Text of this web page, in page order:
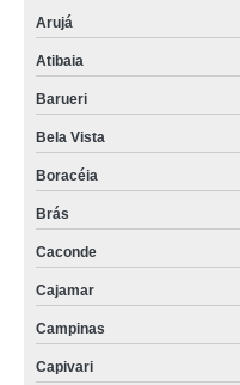
Arujá
Atibaia
Barueri
Bela Vista
Boracéia
Brás
Caconde
Cajamar
Campinas
Capivari